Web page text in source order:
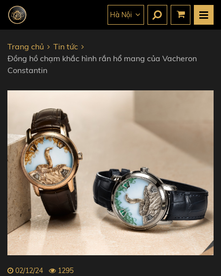
Hà Nội
Trang chủ
Tin tức
Đồng hồ chạm khắc hình rắn hổ mang của Vacheron
Constantin
02/12/24 1295